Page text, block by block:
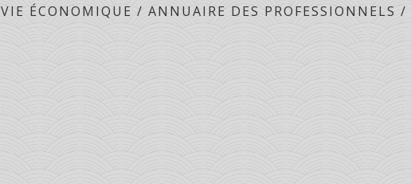
VIE ÉCONOMIQUE / ANNUAIRE DES PROFESSIONNELS /